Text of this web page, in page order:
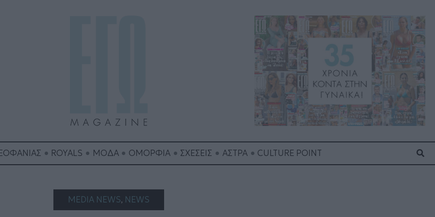
ROYALS ΜΟΔΑ ΟΜΟΡΦΙΑ ΣΧΕΣΕΙΣ ΑΣΤΡΑ CULTURE POINT
MEDIA NEWS, NEWS